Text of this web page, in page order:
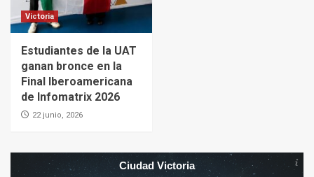
Victoria
Estudiantes de la UAT
ganan bronce en la
Final Iberoamericana
de Infomatrix 2026
22 junio, 2026
Ciudad Victoria